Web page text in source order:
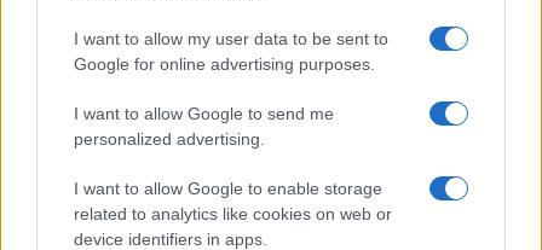
I want to allow my user data to be sent to
Google for online advertising purposes.
I want to allow Google to send me
personalized advertising.
I want to allow Google to enable storage
related to analytics like cookies on web or
device identifiers in apps.